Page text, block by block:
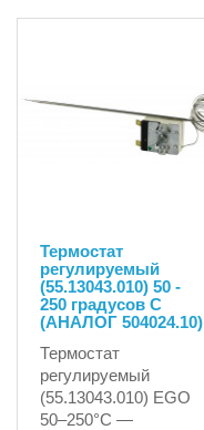
Термостат
регулируемый
(55.13043.010) 50 -
250 градусов С
(АНАЛОГ 504024.10)
Термостат
регулируемый
(55.13043.010) EGO
50–250°C —